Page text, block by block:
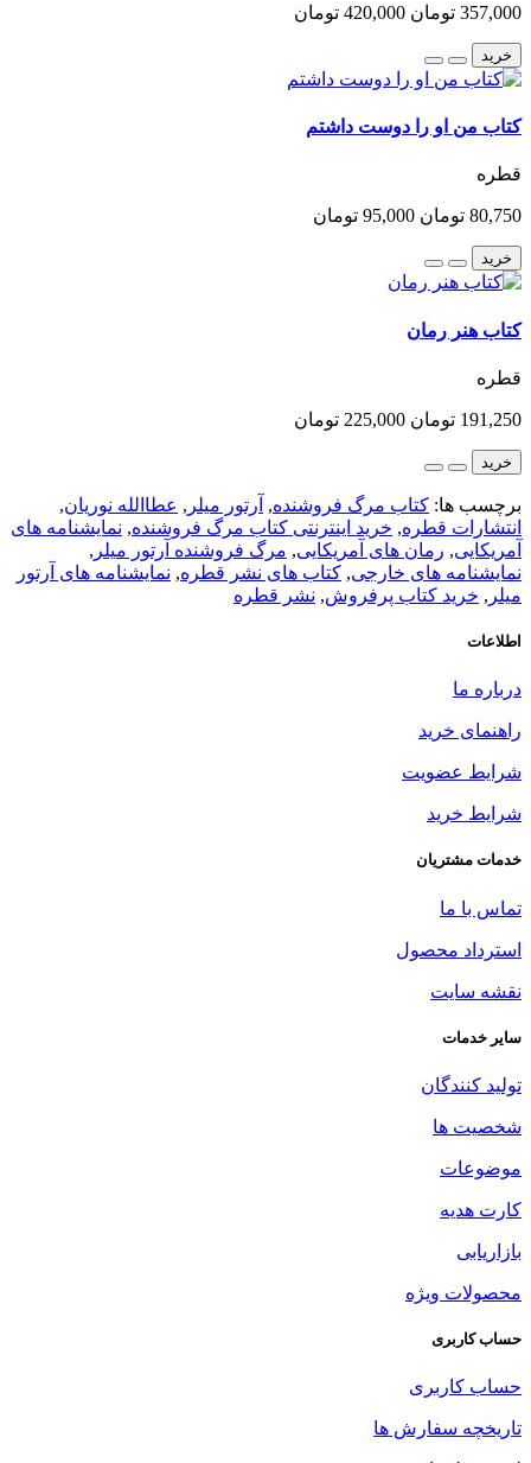
357,000 تومان 420,000 تومان
خرید
کتاب من او را دوست داشتم
قطره
80,750 تومان 95,000 تومان
خرید
کتاب هنر رمان
قطره
191,250 تومان 225,000 تومان
خرید
برچسب ها: کتاب مرگ فروشنده, آرتور میلر , عطاالله نوریان,
انتشارات قطره, خرید اینترنتی کتاب مرگ فروشنده, نمایشنامه های
آمریکایی, رمان های آمریکایی, مرگ فروشنده آرتور میلر ,
نمایشنامه های خارجی, کتاب های نشر قطره, نمایشنامه های آرتور
میلر , خرید کتاب پرفروش, نشر قطره
اطلاعات
درباره ما
راهنمای خرید
شرایط عضویت
شرایط خرید
خدمات مشتریان
تماس با ما
استرداد محصول
نقشه سایت
سایر خدمات
تولید کنندگان
شخصیت ها
موضوعات
کارت هدیه
بازاریابی
محصولات ویژه
حساب کاربری
حساب کاربری
تاریخچه سفارش ها